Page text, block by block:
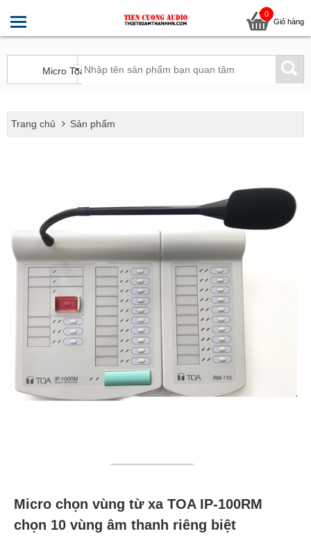
0
Giỏ hàng
Trang chủ Sản phẩm
Micro chọn vùng từ xa TOA IP-100RM
chọn 10 vùng âm thanh riêng biệt